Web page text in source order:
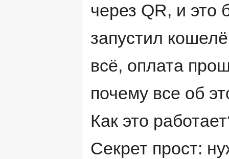
через QR, и это
запустил
всё, оплата
почему все об
Как это
Секрет прост: